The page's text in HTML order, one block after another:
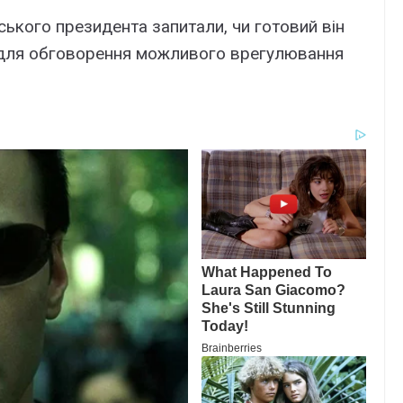
президента запитали, чи готовий він
обговорення можливого врегулювання